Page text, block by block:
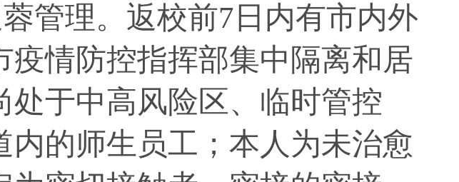
理。返校前7日内有市内外
情防控指挥部集中隔离和居
于中高风险区、临时管控
内的师生员工；本人为未治愈